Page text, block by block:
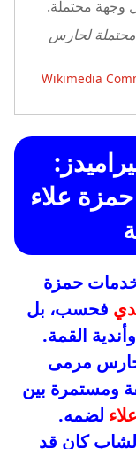
لحارس
Wikimedia
علاء
حمزة
فحسب، بل
القمة.
حارس مرمى
ومستمرة بين
لضمه.
كان قد